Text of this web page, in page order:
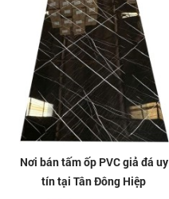
Nơi bán tấm ốp PVC giả đá uy
tín tại Tân Đông Hiệp